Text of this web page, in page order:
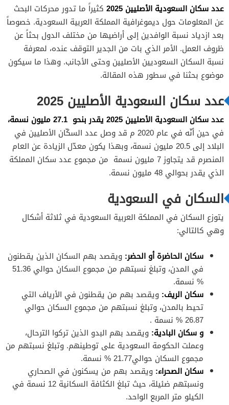
عدد سكان السعودية الأصليين 2025
كثيراً ما تدور محركات البحث
عن المعلومات حول ديموغرافية المملكة العربية السعودية. خصوصاً
بعد ازدياد نسبة الوافدين إلى أراضيها من مختلف الدول بحثاً عن
ظروف العمل. الأمر الذي بات من الجدير التوقف عنده، لمعرفة
نسبة السكان السعوديين الأصليين وحتى الأجانب. وهذا ما سيكون
موضوع بحثنا في سطور هذه المقالة.
عدد سكان السعودية الأصليين 2025
عدد سكان السعودية الأصليين 2025 يقدر بنحو 27.1 مليون نسمة،
في حين أنّه في عام 2020 م قد وصل عدد السكّان الأصليين في
البلاد إلى 20.5 مليون نسمة، وبهذا يكون معدّل الزيادة عن العام
المنصرم قد يتجاوز 7 مليون نسمة من مجموع عدد سكان المملكة
الذي يقدر بحوالي 48 مليون نسمة.
السكان في السعودية
يتوزع السكان في المملكة العربية السعودية في ثلاثة أشكال
وهي كالتالي:
سكان الحاضرة أو الحضر: ويقصد بهم السكان الذين يقطنون
في المدن، وتبلغ نسبتهم من مجموع السكان حوالي 51.36
% نسمة.
سكان الريف: ويقصد بهم من يقطنون في الأرياف التي
تحيط بالمدن، وتبلغ نسبتهم من مجموع السكان حوالي
26.87 % نسمة .
و سكان البادية: ويقصد بهم البدو الذين تركوا الترحال،
وعملت الحكومة السعودية على توطينهم. وتبلغ نسبتهم من
مجموع السكان حوالي21.77 % نسمة.
سكان الصحراء: ويقصد بهم من يسكنون في الصحاري
ونسبتهم ضئيلة، حيث تبلغ الكثافة السكانية 12 نسمة في
الكيلو متر المربع الواحد.